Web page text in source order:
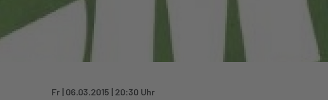
Fr | 06.03.2015 | 20:30 Uhr